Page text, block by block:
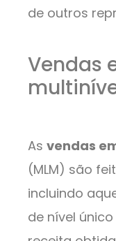
de outros
Vendas
As vendas
(MLM) são
incluindo
de nível